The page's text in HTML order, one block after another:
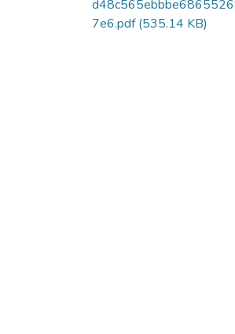
7e6.pdf(535.14 KB)